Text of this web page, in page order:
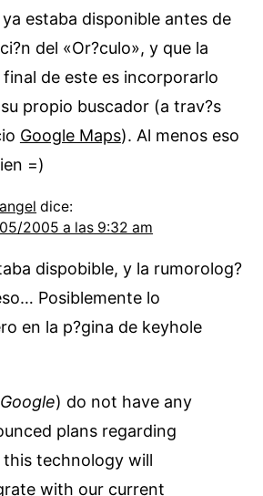
estaba disponible antes de
del «Or?culo», y que la
de este es incorporarlo
propio buscador (a trav?s
Google Maps). Al menos eso
=)
dice:
2005 a las 9:32 am
dispobible, y la rumorolog?
Posiblemente lo
en la p?gina de keyhole
Google) do not have any
plans regarding
this technology will
with our current